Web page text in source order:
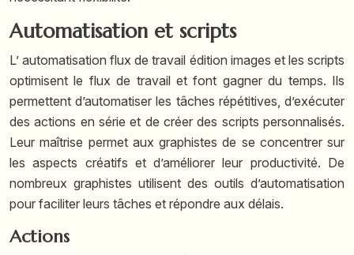
Automatisation et scripts
L’automatisation flux de travail édition images et les scripts
optimisent le flux de travail et font gagner du temps. Ils
permettent d’automatiser les tâches répétitives, d’exécuter
des actions en série et de créer des scripts personnalisés.
Leur maîtrise permet aux graphistes de se concentrer sur
les aspects créatifs et d’améliorer leur productivité. De
nombreux graphistes utilisent des outils d’automatisation
pour faciliter leurs tâches et répondre aux délais.
Actions